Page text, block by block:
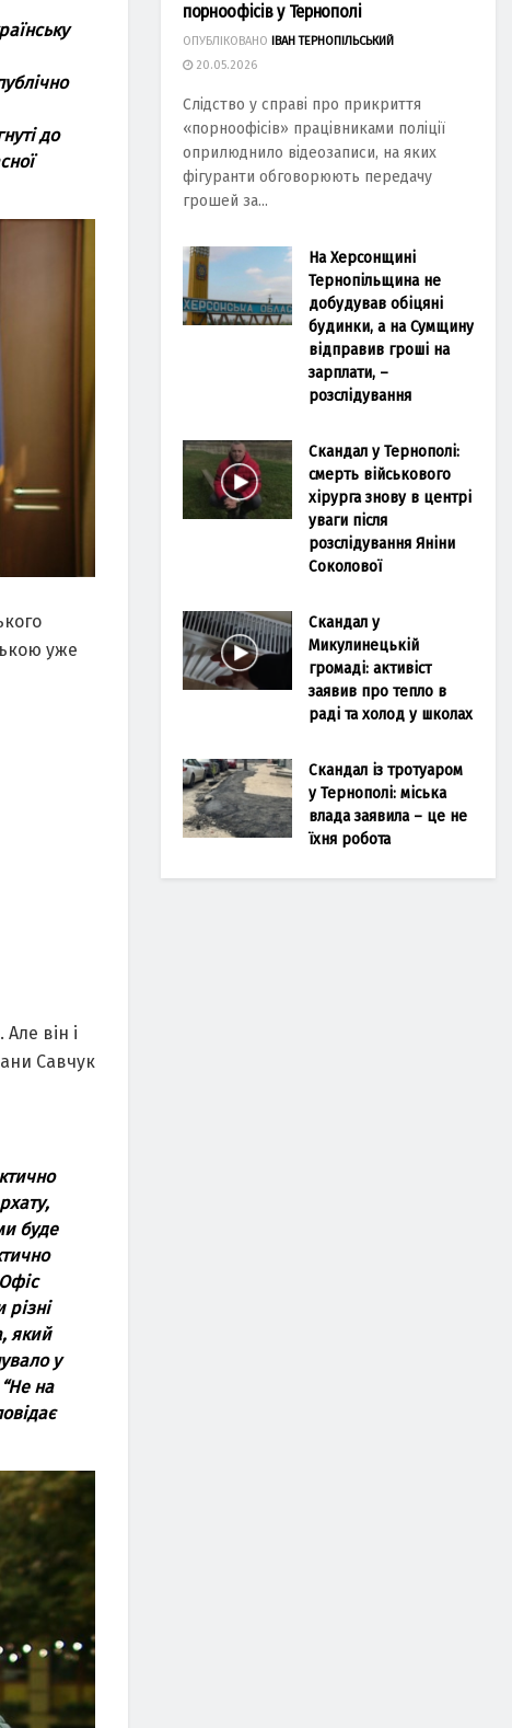
до
уже
він і
Савчук
буде
який
у
на
порноофісів у Тернополі
ОПУБЛІКОВАНО
ІВАН ТЕРНОПІЛЬСЬКИЙ
20.05.2026
Слідство у справі про прикриття
«порноофісів» працівниками поліції
оприлюднило відеозаписи, на яких
фігуранти обговорюють передачу
грошей за...
На Херсонщині
Тернопільщина не
добудував обіцяні
будинки, а на Сумщину
відправив гроші на
зарплати, –
розслідування
Скандал у Тернополі:
смерть військового
хірурга знову в центрі
уваги після
розслідування Яніни
Соколової
Скандал у
Микулинецькій
громаді: активіст
заявив про тепло в
раді та холод у школах
Скандал із тротуаром
у Тернополі: міська
влада заявила – це не
їхня робота